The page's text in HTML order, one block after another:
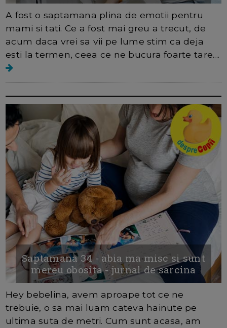
A fost o saptamana plina de emotii pentru
mami si tati. Ce a fost mai greu a trecut, de
acum daca vrei sa vii pe lume stim ca deja
esti la termen, ceea ce ne bucura foarte tare....
Saptamana 34 - abia ma misc si sunt
mereu obosita - jurnal de sarcina
Hey bebelina, avem aproape tot ce ne
trebuie, o sa mai luam cateva hainute pe
ultima suta de metri. Cum sunt acasa, am